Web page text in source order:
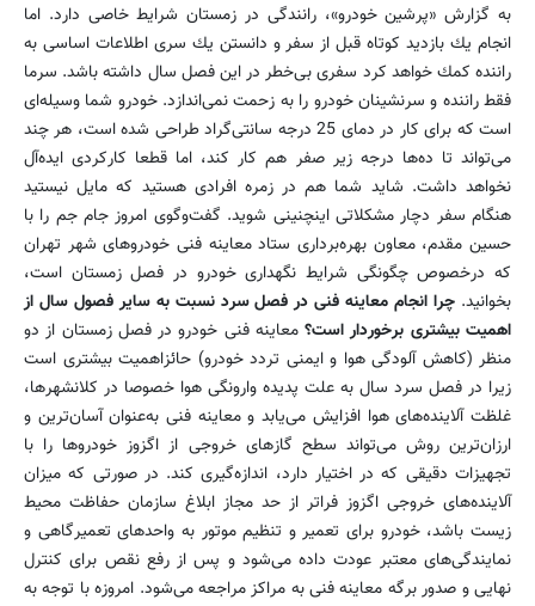
به گزارش «پرشین خودرو»، رانندگی در زمستان شرایط خاصی دارد. اما
انجام یك بازدید كوتاه قبل از سفر و دانستن یك سری اطلاعات اساسی به
راننده كمك خواهد كرد سفری بى‌خطر در این فصل سال داشته باشد. سرما
فقط راننده و سرنشینان خودرو را به زحمت نمی‌اندازد. خودرو شما وسیله‌ای
است كه برای كار در دمای 25 درجه سانتی‌گراد طراحی شده است، هر چند
می‌تواند تا ده‌ها درجه زیر صفر هم كار كند، اما قطعا كاركردی ایده‌آل
نخواهد داشت. شاید شما هم در زمره افرادی هستید كه مایل نیستید
هنگام سفر دچار مشكلاتی اینچنینی ‌شوید. گفت‌وگوی امروز جام جم را با
حسین مقدم، معاون بهره‌برداری ستاد معاینه فنی خودروهای شهر تهران
كه درخصوص چگونگی شرایط نگهداری خودرو در فصل زمستان است،
بخوانید. چرا انجام معاینه فنی در فصل سرد نسبت به سایر فصول سال از
اهمیت بیشتری برخوردار است؟معاینه فنی خودرو در فصل زمستان از دو
منظر (كاهش آلودگی هوا و ایمنی تردد خودرو) حائزاهمیت بیشتری است
زیرا در فصل سرد سال به علت پدیده وارونگی هوا خصوصا در كلانشهرها،
غلظت آلاینده‌های هوا افزایش می‌یابد و معاینه فنی به‌عنوان آسان‌ترین و
ارزان‌ترین روش می‌تواند سطح گازهای خروجی از اگزوز ‌خودرو‌ها را با
تجهیزات دقیقی كه در اختیار دارد، اندازه‌گیری كند. در صورتی كه میزان
آلاینده‌های خروجی اگزوز فراتر از حد مجاز ابلاغ سازمان حفاظت محیط
زیست باشد، خودرو برای تعمیر و تنظیم موتور به واحدهای تعمیرگاهی و
نمایندگی‌های معتبر عودت داده می‌شود و پس از رفع نقص برای كنترل
نهایی و صدور برگه معاینه فنی به مراكز مراجعه می‌شود. امروزه با توجه به